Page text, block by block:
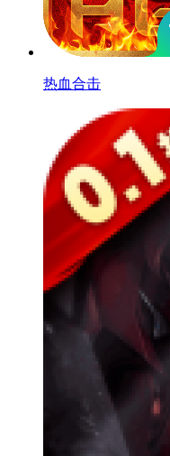
热血合击